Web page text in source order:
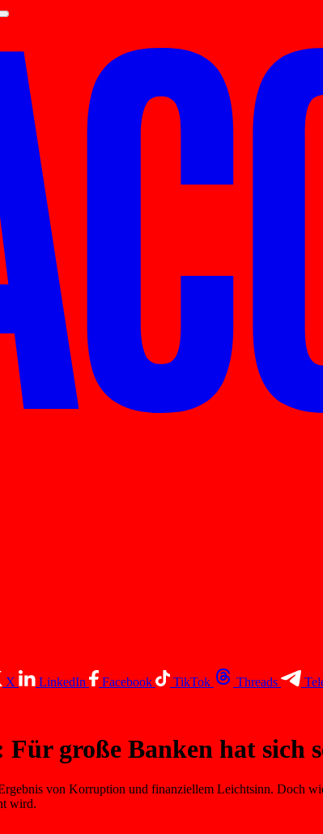
X LinkedIn Facebook TikTok Threads
große Banken hat sich
von Korruption und finanziellem Leichtsinn. Doch
wird.